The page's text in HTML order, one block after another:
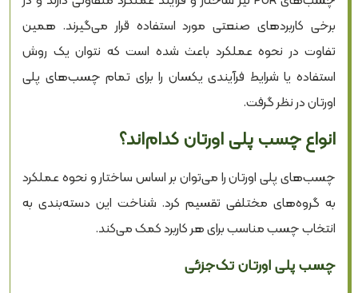
برخی کاربردهای صنعتی مورد استفاده قرار می‌گیرند. همین
تفاوت در نحوه عملکرد باعث شده است که نتوان یک روش
استفاده یا شرایط فرآیندی یکسان را برای تمام چسب‌های پلی
اورتان در نظر گرفت.
انواع چسب پلی اورتان کدام‌اند؟
چسب‌های پلی اورتان را می‌توان بر اساس ساختار و نحوه عملکرد
به گروه‌های مختلفی تقسیم کرد. شناخت این دسته‌بندی به
انتخاب چسب مناسب برای هر کاربرد کمک می‌کند.
چسب پلی اورتان تک‌جزئی